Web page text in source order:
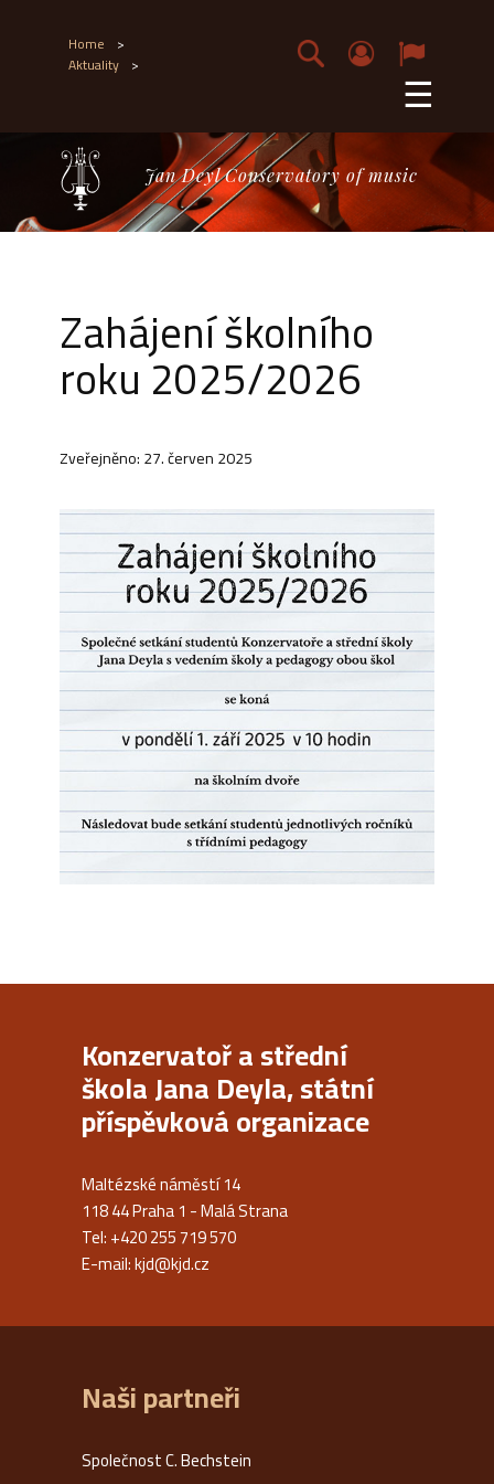
Home >
Aktuality > ☰
Jan Deyl Conservatory of music
Zahájení školního
roku 2025/2026
Zveřejněno: 27. červen 2025
Konzervatoř a střední
škola Jana Deyla, státní
příspěvková organizace
Maltézské náměstí 14
118 44 Praha 1 - Malá Strana
Tel: +420 255 719 570
E-mail:kjd@kjd.cz
Naši partneři
Společnost C. Bechstein